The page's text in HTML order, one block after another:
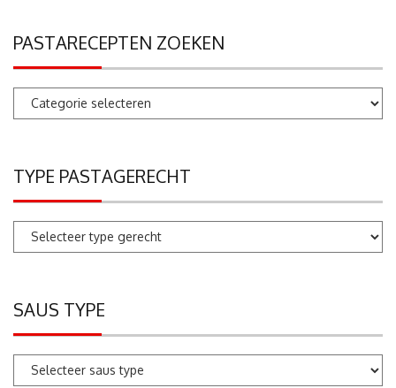
PASTARECEPTEN ZOEKEN
Pastarecepten
zoeken
TYPE PASTAGERECHT
SAUS TYPE